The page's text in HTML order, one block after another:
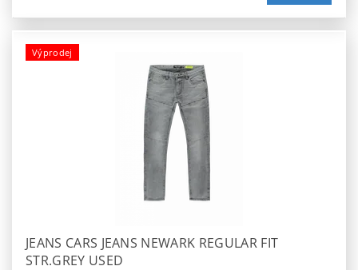
Výprodej
JEANS CARS JEANS NEWARK REGULAR FIT
STR.GREY USED